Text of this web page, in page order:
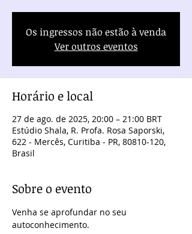
Os ingressos não estão à venda
Ver outros eventos
Horário e local
27 de ago. de 2025, 20:00 – 21:00 BRT
Estúdio Shala, R. Profa. Rosa Saporski,
622 - Mercês, Curitiba - PR, 80810-120,
Brasil
Sobre o evento
Venha se aprofundar no seu
autoconhecimento.